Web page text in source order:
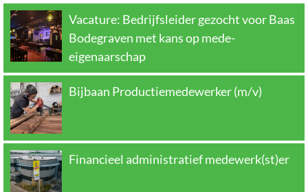
Vacature: Bedrijfsleider gezocht voor Baas
Bodegraven met kans op mede-
eigenaarschap
Bijbaan Productiemedewerker (m/v)
Financieel administratief medewerk(st)er